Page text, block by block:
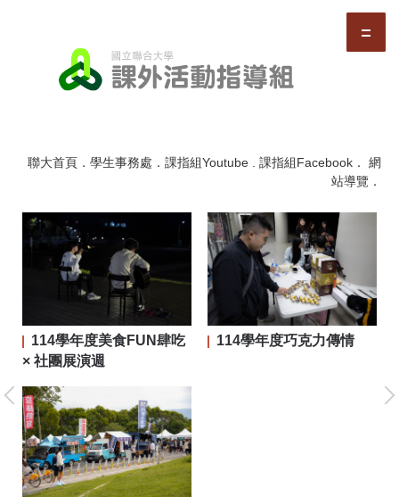
聯大首頁 ． 學生事務處 ． 課指組Youtube . 課指組Facebook ． 網
站導覽 ．
114學年度美食FUN肆吃
× 社團展演週
114學年度巧克力傳情